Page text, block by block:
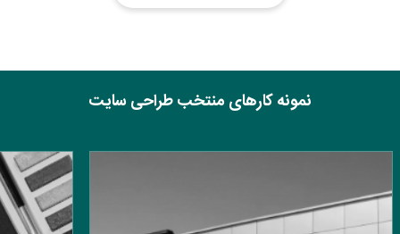
نمونه کارهای منتخب طراحی سایت